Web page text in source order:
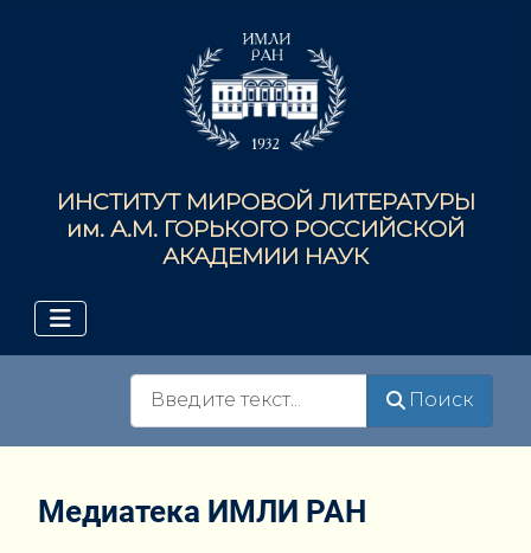
ИНСТИТУТ МИРОВОЙ ЛИТЕРАТУРЫ
им. А.М. ГОРЬКОГО РОССИЙСКОЙ
АКАДЕМИИ НАУК
Поиск
Медиатека ИМЛИ РАН